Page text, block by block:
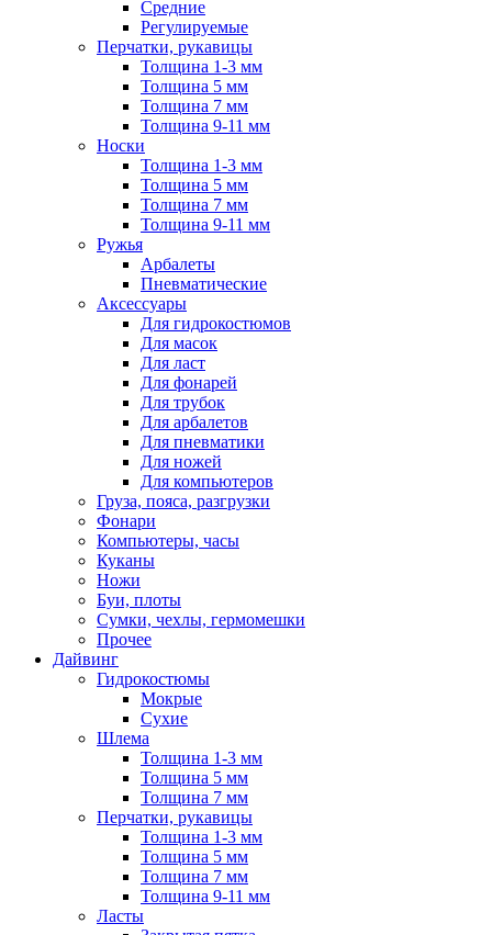
Средние
Регулируемые
Перчатки, рукавицы
Толщина 1-3 мм
Толщина 5 мм
Толщина 7 мм
Толщина 9-11 мм
Носки
Толщина 1-3 мм
Толщина 5 мм
Толщина 7 мм
Толщина 9-11 мм
Ружья
Арбалеты
Пневматические
Аксессуары
Для гидрокостюмов
Для масок
Для ласт
Для фонарей
Для трубок
Для арбалетов
Для пневматики
Для ножей
Для компьютеров
Груза, пояса, разгрузки
Фонари
Компьютеры, часы
Куканы
Ножи
Буи, плоты
Сумки, чехлы, гермомешки
Прочее
Дайвинг
Гидрокостюмы
Мокрые
Сухие
Шлема
Толщина 1-3 мм
Толщина 5 мм
Толщина 7 мм
Перчатки, рукавицы
Толщина 1-3 мм
Толщина 5 мм
Толщина 7 мм
Толщина 9-11 мм
Ласты